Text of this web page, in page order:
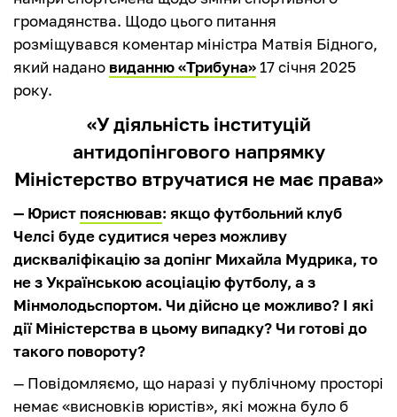
громадянства. Щодо цього питання
розміщувався коментар міністра Матвія Бідного,
який надано виданню «Трибуна» 17 січня 2025
року.
«У діяльність інституцій
антидопінгового напрямку
Міністерство втручатися не має права»
— Юрист пояснював: якщо футбольний клуб
Челсі буде судитися через можливу
дискваліфікацію за допінг Михайла Мудрика, то
не з Українською асоціацію футболу, а з
Мінмолодьспортом. Чи дійсно це можливо? І які
дії Міністерства в цьому випадку? Чи готові до
такого повороту?
— Повідомляємо, що наразі у публічному просторі
немає «висновків юристів», які можна було б